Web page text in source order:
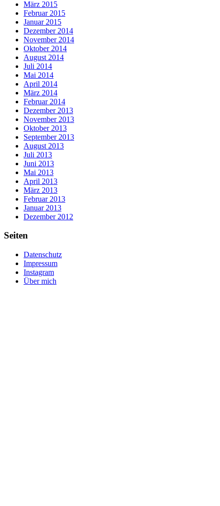
März 2015
Februar 2015
Januar 2015
Dezember 2014
November 2014
Oktober 2014
August 2014
Juli 2014
Mai 2014
April 2014
März 2014
Februar 2014
Dezember 2013
November 2013
Oktober 2013
September 2013
August 2013
Juli 2013
Juni 2013
Mai 2013
April 2013
März 2013
Februar 2013
Januar 2013
Dezember 2012
Seiten
Datenschutz
Impressum
Instagram
Über mich